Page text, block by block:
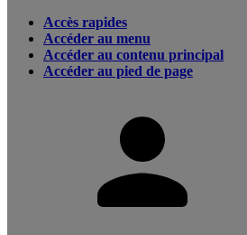
Accès rapides
Accéder au menu
Accéder au contenu principal
Accéder au pied de page